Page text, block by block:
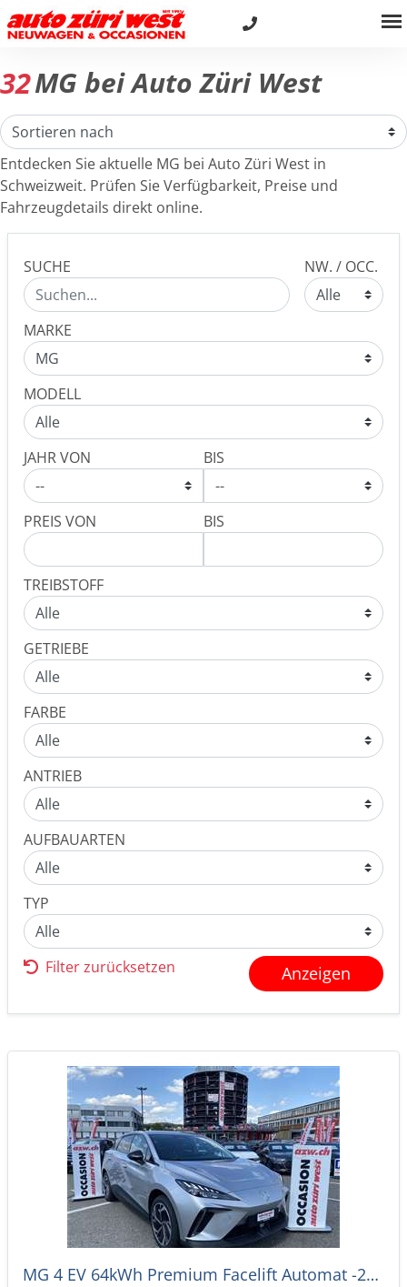
32MG bei Auto Züri West
Entdecken Sie aktuelle MG bei Auto Züri West in
Schweizweit. Prüfen Sie Verfügbarkeit, Preise und
Fahrzeugdetails direkt online.
SUCHE NW. / OCC.
MARKE
MODELL
JAHR VON BIS
PREIS VON BIS
TREIBSTOFF
GETRIEBE
FARBE
ANTRIEB
AUFBAUARTEN
TYP
Filter zurücksetzen Anzeigen
MG 4 EV 64kWh Premium Facelift Automat -27%